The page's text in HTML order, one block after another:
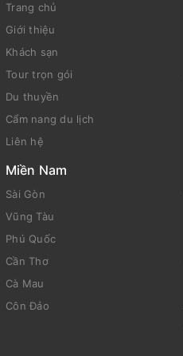
Trang chủ
Giới thiệu
Khách sạn
Tour trọn gói
Du thuyền
Cẩm nang du lịch
Liên hệ
Miền Nam
Sài Gòn
Vũng Tàu
Phú Quốc
Cần Thơ
Cà Mau
Côn Đảo